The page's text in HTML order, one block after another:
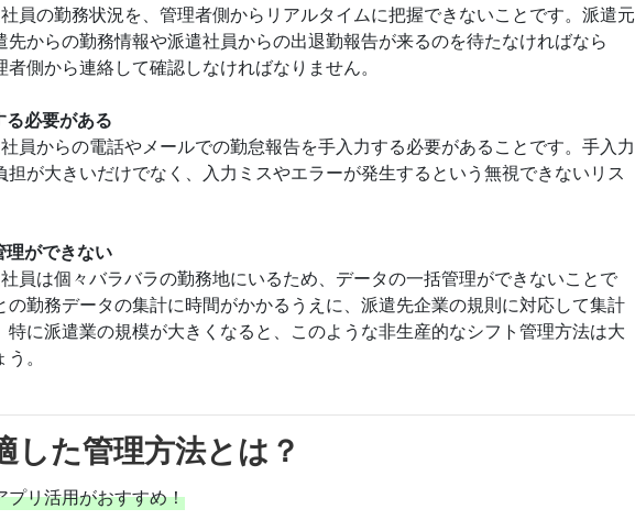
員の勤務状況を、管理者側からリアルタイムに把握できないことです。派遣元
先からの勤務情報や派遣社員からの出退勤報告が来るのを待たなければなら
側から連絡して確認しなければなりません。
必要がある
員からの電話やメールでの勤怠報告を手入力する必要があることです。手入力
担が大きいだけでなく、入力ミスやエラーが発生するという無視できないリス
ができない
員は個々バラバラの勤務地にいるため、データの一括管理ができないことで
の勤務データの集計に時間がかかるうえに、派遣先企業の規則に対応して集計
特に派遣業の規模が大きくなると、このような非生産的なシフト管理方法は大
。
した管理方法とは？
プリ活用がおすすめ！